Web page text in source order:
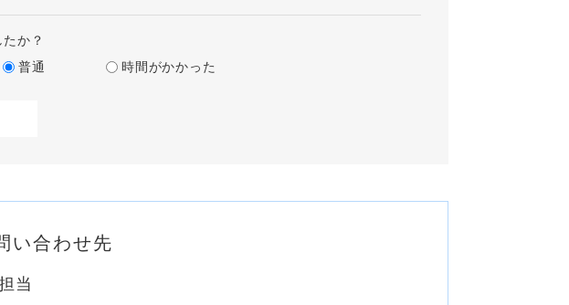
か？
普通 時間がかかった
い合わせ先
当